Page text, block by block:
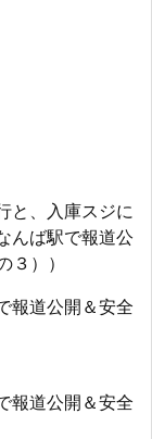
と、入庫スジに
んば駅で報道公
３））
報道公開＆安全
報道公開＆安全